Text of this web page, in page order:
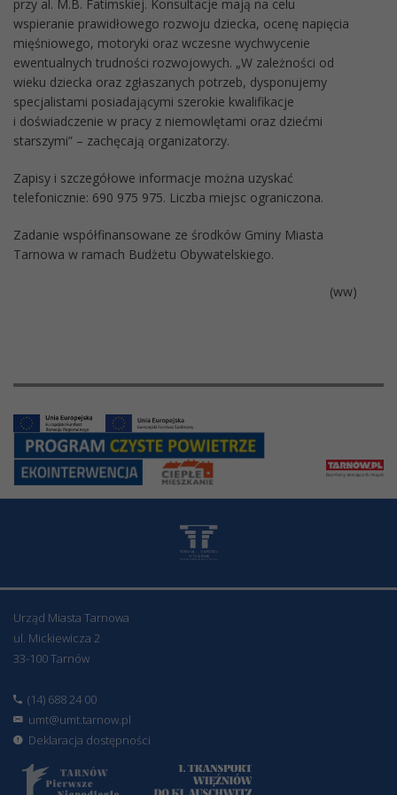
przy al. M.B. Fatimskiej. Konsultacje mają na celu
wspieranie prawidłowego rozwoju dziecka, ocenę napięcia
mięśniowego, motoryki oraz wczesne wychwycenie
ewentualnych trudności rozwojowych. „W zależności od
wieku dziecka oraz zgłaszanych potrzeb, dysponujemy
specjalistami posiadającymi szerokie kwalifikacje
i doświadczenie w pracy z niemowlętami oraz dziećmi
starszymi” – zachęcają organizatorzy.
Zapisy i szczegółowe informacje można uzyskać
telefonicznie: 690 975 975. Liczba miejsc ograniczona.
Zadanie współfinansowane ze środków Gminy Miasta
Tarnowa w ramach Budżetu Obywatelskiego.
(ww)
Urząd Miasta Tarnowa
ul. Mickiewicza 2
33-100 Tarnów
(14) 688 24 00
umt@umt.tarnow.pl
Deklaracja dostępności